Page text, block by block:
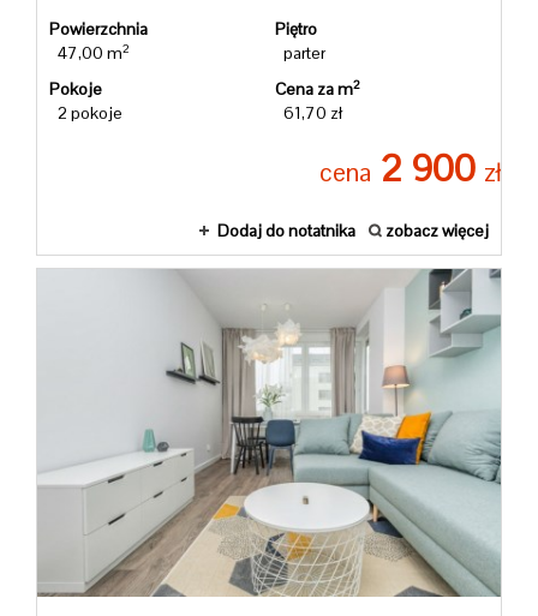
Powierzchnia
47,00 m2
Piętro
parter
Pokoje
2 pokoje
Cena za m2
61,70 zł
cena 2 900 zł
Dodaj do notatnika zobacz więcej